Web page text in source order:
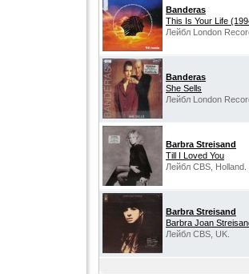
Banderas
This Is Your Life
Лейбл London
Banderas
She Sells
Лейбл London
Barbra Streisand
Till I Loved You
Лейбл CBS, Holland.
Barbra Streisand
Barbra Joan
Лейбл CBS, UK.